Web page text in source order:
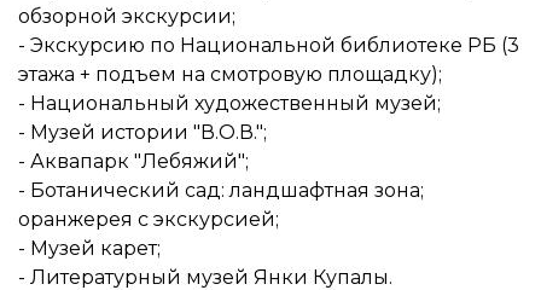
обзорной экскурсии;
- Экскурсию по Национальной библиотеке РБ (3
этажа + подъем на смотровую площадку);
- Национальный художественный музей;
- Музей истории "В.О.В.";
- Аквапарк "Лебяжий";
- Ботанический сад: ландшафтная зона;
оранжерея с экскурсией;
- Музей карет;
- Литературный музей Янки Купалы.